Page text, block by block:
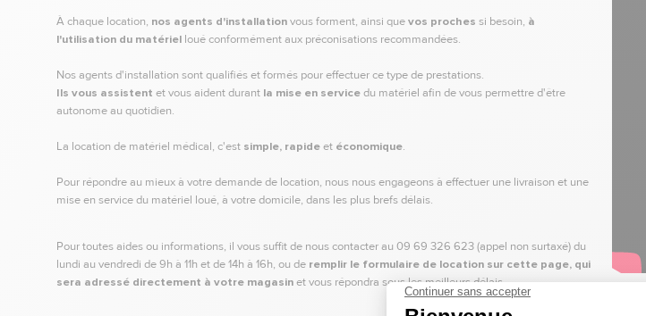
À chaque location, nos agents d'installationvous forment, ainsi quevos proches si besoin, à
l'utilisation du matériel loué conformément aux préconisations recommandées.
Nos agents d'installation sont qualifiés et formés pour effectuer ce type de prestations.
Ils vous assistent et vous aident durant la mise en servicedu matériel afin de vous permettre d'être
autonome au quotidien.
La location de matériel médical, c'est simple, rapideet économique.
Pour répondre au mieux à votre demande de location, nous nous engageons à effectuer une livraison et une
mise en service du matériel loué, à votre domicile, dans les plus brefs délais.
Pour toutes aides ou informations, il vous suffit de nous contacter au 09 69 326 623 (appel non surtaxé) du
lundi au vendredi de 9h à 11h et de 14h à 16h, ou de remplir le formulaire de location sur cette page, qui
sera adressé directement à votre magasinet vous répondra sous les meilleurs délais.